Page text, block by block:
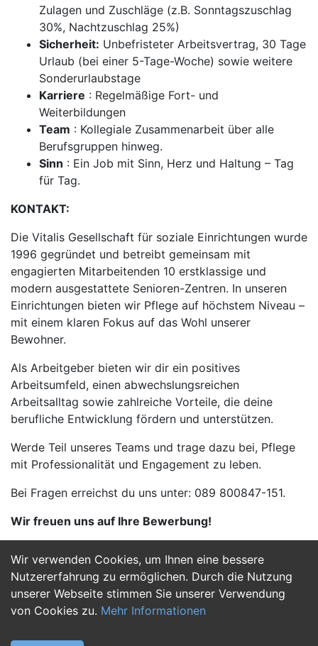
Wir verwenden Cookies, um Ihnen eine bessere
Nutzererfahrung zu ermöglichen. Durch die Nutzung
unserer Webseite stimmen Sie unserer Verwendung
von Cookies zu. Mehr Informationen
Zulagen und Zuschläge (z.B. Sonntagszuschlag
30%, Nachtzuschlag 25%)
Sicherheit: Unbefristeter Arbeitsvertrag, 30 Tage
Urlaub (bei einer 5-Tage-Woche) sowie weitere
Sonderurlaubstage
Karriere : Regelmäßige Fort- und
Weiterbildungen
Team : Kollegiale Zusammenarbeit über alle
Berufsgruppen hinweg.
Sinn : Ein Job mit Sinn, Herz und Haltung – Tag
für Tag.
KONTAKT:
Die Vitalis Gesellschaft für soziale Einrichtungen wurde
1996 gegründet und betreibt gemeinsam mit
engagierten Mitarbeitenden 10 erstklassige und
modern ausgestattete Senioren-Zentren. In unseren
Einrichtungen bieten wir Pflege auf höchstem Niveau –
mit einem klaren Fokus auf das Wohl unserer
Bewohner.
Als Arbeitgeber bieten wir dir ein positives
Arbeitsumfeld, einen abwechslungsreichen
Arbeitsalltag sowie zahlreiche Vorteile, die deine
berufliche Entwicklung fördern und unterstützen.
Werde Teil unseres Teams und trage dazu bei, Pflege
mit Professionalität und Engagement zu leben.
Bei Fragen erreichst du uns unter: 089 800847-151.
Wir freuen uns auf Ihre Bewerbung!
Jetzt Bewerben